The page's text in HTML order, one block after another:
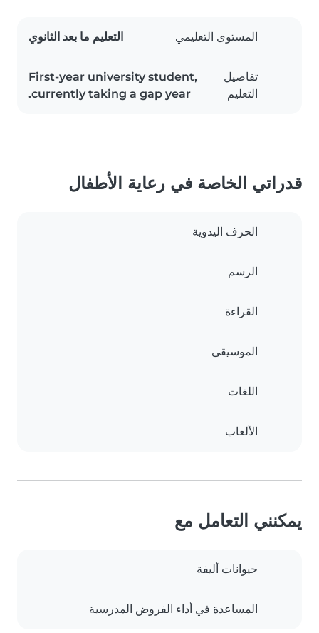
المستوى التعليمي التعليم ما بعد الثانوي
تفاصيل
التعليم
First-year university student,
currently taking a gap year.
قدراتي الخاصة في رعاية الأطفال
الحرف اليدوية
الرسم
القراءة
الموسيقى
اللغات
الألعاب
يمكنني التعامل مع
حيوانات أليفة
المساعدة في أداء الفروض المدرسية